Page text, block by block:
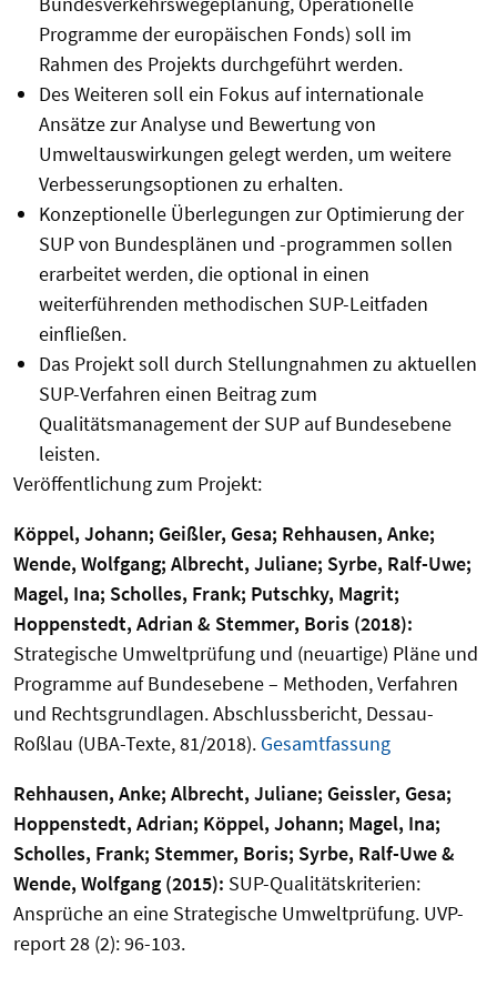
Programme der europäischen Fonds) soll im
Rahmen des Projekts durchgeführt werden.
Des Weiteren soll ein Fokus auf internationale
Ansätze zur Analyse und Bewertung von
Umweltauswirkungen gelegt werden, um weitere
Verbesserungsoptionen zu erhalten.
Konzeptionelle Überlegungen zur Optimierung der
SUP von Bundesplänen und -programmen sollen
erarbeitet werden, die optional in einen
weiterführenden methodischen SUP-Leitfaden
einfließen.
Das Projekt soll durch Stellungnahmen zu aktuellen
SUP-Verfahren einen Beitrag zum
Qualitätsmanagement der SUP auf Bundesebene
leisten.
Veröffentlichung zum Projekt:
Köppel, Johann; Geißler, Gesa; Rehhausen, Anke;
Wende, Wolfgang; Albrecht, Juliane; Syrbe, Ralf-Uwe;
Magel, Ina; Scholles, Frank; Putschky, Magrit;
Hoppenstedt, Adrian & Stemmer, Boris (2018):
Strategische Umweltprüfung und (neuartige) Pläne und
Programme auf Bundesebene – Methoden, Verfahren
und Rechtsgrundlagen. Abschlussbericht, Dessau-
Roßlau (UBA-Texte, 81/2018). Gesamtfassung
Rehhausen, Anke; Albrecht, Juliane; Geissler, Gesa;
Hoppenstedt, Adrian; Köppel, Johann; Magel, Ina;
Scholles, Frank; Stemmer, Boris; Syrbe, Ralf-Uwe &
Wende, Wolfgang (2015): SUP-Qualitätskriterien:
Ansprüche an eine Strategische Umweltprüfung. UVP-
report 28 (2): 96-103.